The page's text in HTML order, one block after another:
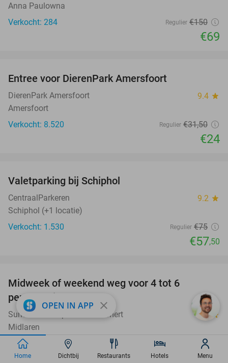
Anna Paulowna
Verkocht: 284
Regulier €150
€69
Entree voor DierenPark Amersfoort
DierenPark Amersfoort 9.4 star
Amersfoort
Verkocht: 8.520
Regulier €31,50
€24
Valetparking bij Schiphol
CentraalParkeren 9.2 star
Schiphol (+1 locatie)
Verkocht: 1.530
Regulier €75
€57,50
Midweek of weekend weg voor 4 tot 6
personen in Drenthe
Summio Waterpark De Bloemert 7.9 star
Midlaren
Verkocht: 184
€226
Excl. ca. €1,50 p.p.p.n. en €14 p.p. bedlinnen
OPEN IN APP close
Home Dichtbij Restaurants Hotels Menu